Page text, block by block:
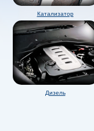
Катализатор
Дизель